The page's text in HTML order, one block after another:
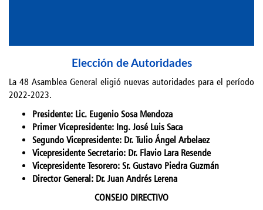
Elección de Autoridades
La 48 Asamblea General eligió nuevas autoridades para el período
2022-2023.
Presidente: Lic. Eugenio Sosa Mendoza
Primer Vicepresidente: Ing. José Luis Saca
Segundo Vicepresidente: Dr. Tulio Ángel Arbelaez
Vicepresidente Secretario: Dr. Flavio Lara Resende
Vicepresidente Tesorero: Sr. Gustavo Piedra Guzmán
Director General: Dr. Juan Andrés Lerena
CONSEJO DIRECTIVO